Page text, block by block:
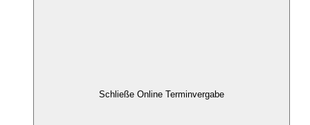
Schließe Online Terminvergabe